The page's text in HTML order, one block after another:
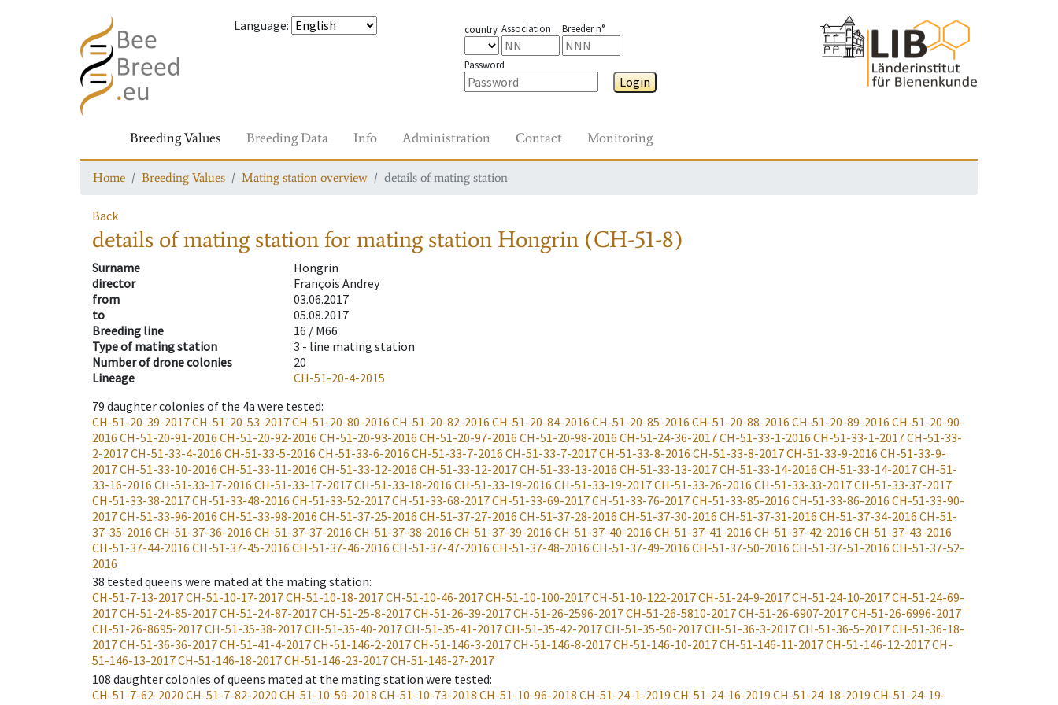
Language: country Association Breeder n°
Password
Login
Breeding Values Breeding Data Info Administration Contact Monitoring
Home Breeding Values Mating station overview details of mating station
Back
details of mating stationfor mating station Hongrin (CH-51-8)
Surname
Hongrin
director
François Andrey
from
03.06.2017
to
05.08.2017
Breeding line
16 / M66
Type of mating station
3 - line mating station
Number of drone colonies
20
Lineage
CH-51-20-4-2015
79 daughter colonies of the 4a were tested:
CH-51-20-39-2017CH-51-20-53-2017CH-51-20-80-2016 CH-51-20-82-2016 CH-51-20-84-2016 CH-51-20-85-2016 CH-51-20-88-2016 CH-51-20-89-2016 CH-51-20-90-
2016 CH-51-20-91-2016 CH-51-20-92-2016 CH-51-20-93-2016 CH-51-20-97-2016 CH-51-20-98-2016 CH-51-24-36-2017CH-51-33-1-2016 CH-51-33-1-2017CH-51-33-
2-2017CH-51-33-4-2016 CH-51-33-5-2016 CH-51-33-6-2016 CH-51-33-7-2016 CH-51-33-7-2017CH-51-33-8-2016 CH-51-33-8-2017CH-51-33-9-2016 CH-51-33-9-
2017CH-51-33-10-2016 CH-51-33-11-2016 CH-51-33-12-2016 CH-51-33-12-2017CH-51-33-13-2016 CH-51-33-13-2017CH-51-33-14-2016 CH-51-33-14-2017CH-51-
33-16-2016 CH-51-33-17-2016 CH-51-33-17-2017CH-51-33-18-2016 CH-51-33-19-2016 CH-51-33-19-2017CH-51-33-26-2016 CH-51-33-33-2017CH-51-33-37-2017
CH-51-33-38-2017CH-51-33-48-2016 CH-51-33-52-2017CH-51-33-68-2017CH-51-33-69-2017CH-51-33-76-2017CH-51-33-85-2016 CH-51-33-86-2016 CH-51-33-90-
2017CH-51-33-96-2016 CH-51-33-98-2016 CH-51-37-25-2016 CH-51-37-27-2016 CH-51-37-28-2016 CH-51-37-30-2016 CH-51-37-31-2016 CH-51-37-34-2016 CH-51-
37-35-2016 CH-51-37-36-2016 CH-51-37-37-2016 CH-51-37-38-2016 CH-51-37-39-2016 CH-51-37-40-2016 CH-51-37-41-2016 CH-51-37-42-2016 CH-51-37-43-2016
CH-51-37-44-2016 CH-51-37-45-2016 CH-51-37-46-2016 CH-51-37-47-2016 CH-51-37-48-2016 CH-51-37-49-2016 CH-51-37-50-2016 CH-51-37-51-2016 CH-51-37-52-
2016
38 tested queens were mated at the mating station:
CH-51-7-13-2017CH-51-10-17-2017CH-51-10-18-2017CH-51-10-46-2017CH-51-10-100-2017CH-51-10-122-2017CH-51-24-9-2017CH-51-24-10-2017CH-51-24-69-
2017CH-51-24-85-2017CH-51-24-87-2017CH-51-25-8-2017CH-51-26-39-2017CH-51-26-2596-2017CH-51-26-5810-2017CH-51-26-6907-2017CH-51-26-6996-2017
CH-51-26-8695-2017CH-51-35-38-2017CH-51-35-40-2017CH-51-35-41-2017CH-51-35-42-2017CH-51-35-50-2017CH-51-36-3-2017CH-51-36-5-2017CH-51-36-18-
2017CH-51-36-36-2017CH-51-41-4-2017CH-51-146-2-2017CH-51-146-3-2017CH-51-146-8-2017CH-51-146-10-2017CH-51-146-11-2017CH-51-146-12-2017CH-
51-146-13-2017CH-51-146-18-2017CH-51-146-23-2017CH-51-146-27-2017
108 daughter colonies of queens mated at the mating station were tested:
CH-51-7-62-2020 CH-51-7-82-2020 CH-51-10-59-2018 CH-51-10-73-2018 CH-51-10-96-2018 CH-51-24-1-2019 CH-51-24-16-2019 CH-51-24-18-2019 CH-51-24-19-